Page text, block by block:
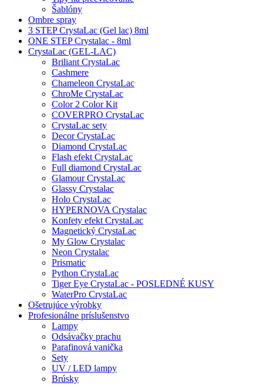
Šablóny
Ombre spray
3 STEP CrystaLac (Gel lac) 8ml
ONE STEP Crystalac - 8ml
CrystaLac (GEL-LAC)
Briliant CrystaLac
Cashmere
Chameleon CrystaLac
ChroMe CrystaLac
Color 2 Color Kit
COVERPRO CrystaLac
CrystaLac sety
Decor CrystaLac
Diamond CrystaLac
Flash efekt CrystaLac
Full diamond CrystaLac
Glamour CrystaLac
Glassy Crystalac
Holo CrystaLac
HYPERNOVA Crystalac
Konfety efekt CrystaLac
Magnetický CrystaLac
My Glow Crystalac
Neon Crystalac
Prismatic
Python CrystaLac
Tiger Eye CrystaLac - POSLEDNÉ KUSY
WaterPro CrystaLac
Ošetrujúce výrobky
Profesionálne príslušenstvo
Lampy
Odsávačky prachu
Parafinová vanička
Sety
UV / LED lampy
Brúsky